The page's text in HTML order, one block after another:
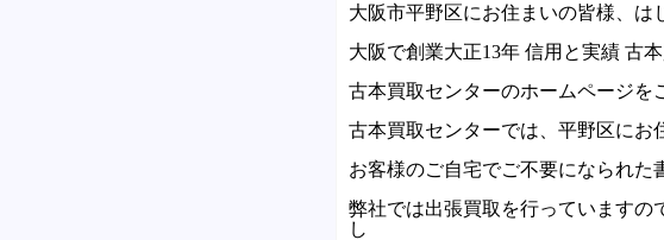
大阪市平野区にお住まいの皆様、は
大阪で創業大正13年 信用と実績 古
古本買取センターのホームページを
古本買取センターでは、平野区にお
お客様のご自宅でご不要になられた
弊社では出張買取を行っていますの
し